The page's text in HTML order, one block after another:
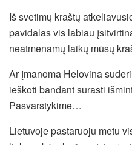
Iš svetimų kraštų
pavidalas vis labiau
neatmenamų laikų mūsų
Ar įmanoma Helovina
ieškoti bandant surasti
Pasvarstykime…
Lietuvoje pastaruoju metu